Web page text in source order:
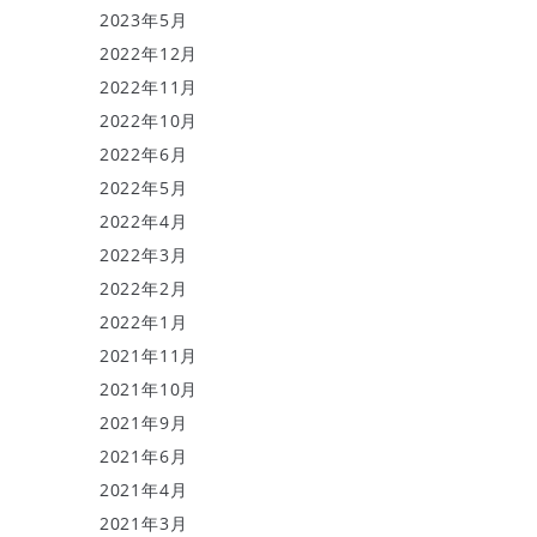
2023年5月
2022年12月
2022年11月
2022年10月
2022年6月
2022年5月
2022年4月
2022年3月
2022年2月
2022年1月
2021年11月
2021年10月
2021年9月
2021年6月
2021年4月
2021年3月